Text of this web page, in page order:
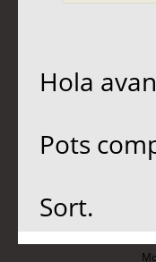
Hola
Pots
Sort.